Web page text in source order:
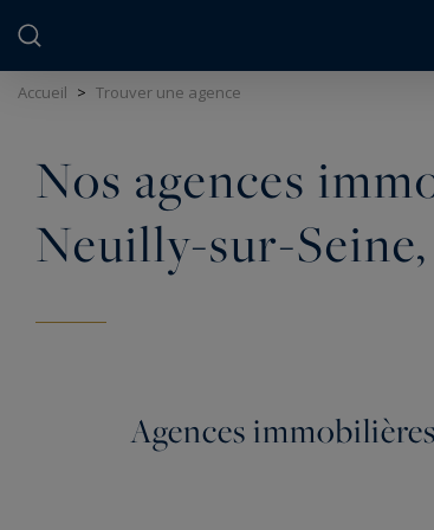
Accueil > Trouver une agence
Nos agences
Neuilly-sur-
Agences